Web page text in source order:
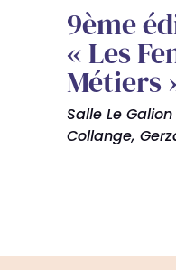
9ème
« Les
Métiers
Salle Le
Collange,